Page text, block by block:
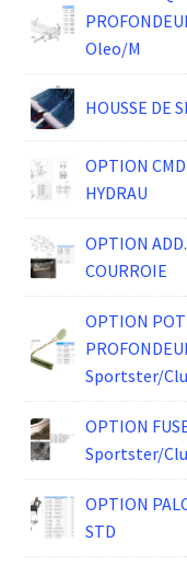
Oleo/M
HOUSSE DE
OPTION
HYDRAU
OPTION
COURROIE
OPTION
Sportster/
OPTION
Sportster/
OPTION
STD